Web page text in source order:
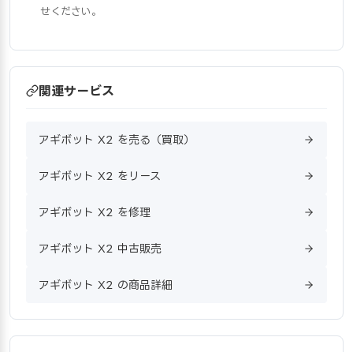
せください。
関連サービス
アギボット X2 を売る（買取）
アギボット X2 をリース
アギボット X2 を修理
アギボット X2 中古販売
アギボット X2 の商品詳細